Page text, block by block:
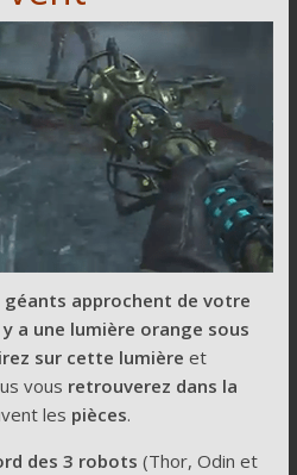
approchent de votre
y a une lumière orange sous
sur cette lumière et
vous retrouverez dans la
les pièces.
des 3 robots (Thor, Odin et